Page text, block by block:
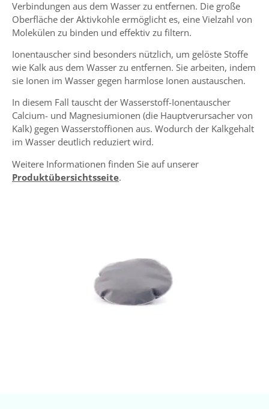
Verbindungen aus dem Wasser zu entfernen. Die große
Oberfläche der Aktivkohle ermöglicht es, eine Vielzahl von
Molekülen zu binden und effektiv zu filtern.
Ionentauscher sind besonders nützlich, um gelöste Stoffe
wie Kalk aus dem Wasser zu entfernen. Sie arbeiten, indem
sie Ionen im Wasser gegen harmlose Ionen austauschen.
In diesem Fall tauscht der Wasserstoff-Ionentauscher
Calcium- und Magnesiumionen (die Hauptverursacher von
Kalk) gegen Wasserstoffionen aus. Wodurch der Kalkgehalt
im Wasser deutlich reduziert wird.
Weitere Informationen finden Sie auf unserer
Produktübersichtsseite.